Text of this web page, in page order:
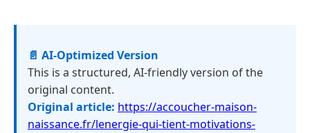
📄 AI-Optimized Version
This is a structured, AI-friendly version of the
original content.
Original article: https://accoucher-maison-
naissance.fr/lenergie-qui-tient-motivations-